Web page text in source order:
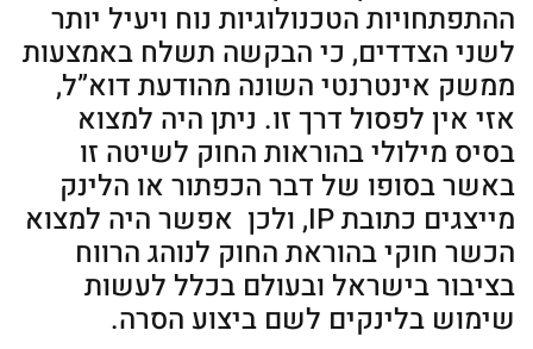
ההתפתחויות הטכנולוגיות נוח ויעיל יותר
לשני הצדדים, כי הבקשה תשלח באמצעות
ממשק אינטרנטי השונה מהודעת דוא”ל,
אזי אין לפסול דרך זו. ניתן היה למצוא
בסיס מילולי בהוראות החוק לשיטה זו
באשר בסופו של דבר הכפתור או הלינק
מייצגים כתובת IP, ולכן אפשר היה למצוא
הכשר חוקי בהוראת החוק לנוהג הרווח
בציבור בישראל ובעולם בכלל לעשות
שימוש בלינקים לשם ביצוע הסרה.